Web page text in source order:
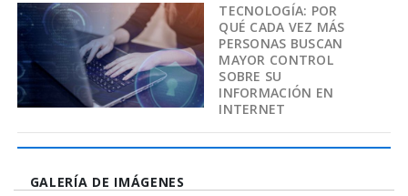
TECNOLOGÍA: POR
QUÉ CADA VEZ MÁS
PERSONAS BUSCAN
MAYOR CONTROL
SOBRE SU
INFORMACIÓN EN
INTERNET
GALERÍA DE IMÁGENES